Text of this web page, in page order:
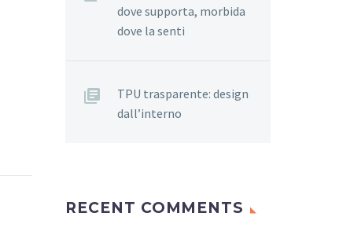
dove supporta, morbida
dove la senti
TPU trasparente: design
dall’interno
RECENT COMMENTS